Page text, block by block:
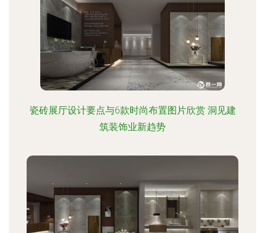
瓷砖展厅设计要点与6款时尚布置图片欣赏 洞见建
筑装饰业新趋势